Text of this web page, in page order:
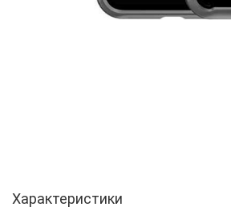
Характеристики